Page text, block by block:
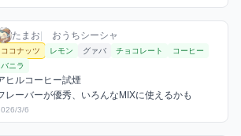
ミックスを見る
まお / おうちシーシャ / 2026年3月6日
たまお| おうちシーシャ
用フレーバー
ココナッツ レモン グァバ チョコレート
コーヒー
バニラ
メント
ヒルコーヒー試煙
レーバーが優秀、いろんなMIXに使えるかも
価
3/6